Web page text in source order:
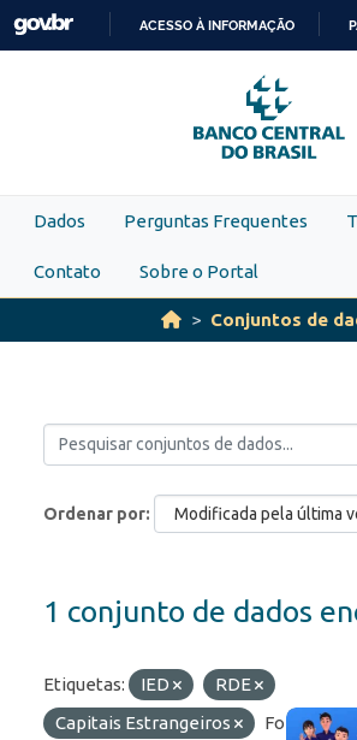
Skip to main content
PARA
O
CONTEÚDO
ACESSO À INFORMAÇÃO
Dados Perguntas Frequentes
Contato Sobre o Portal
Conjuntos de
Ordenar por
1 conjunto de dados
Etiquetas: IED
RDE
Capitais Estrangeiros
Formatos: